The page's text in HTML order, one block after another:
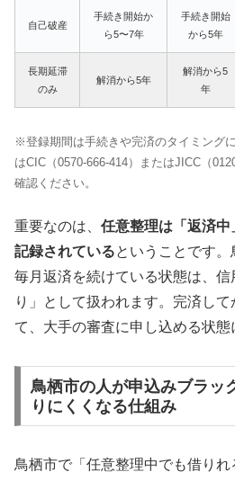
自己破産
手続き開始か
ら5〜7年
手続き開始
から5年
長期延滞
のみ
解消から5年
解消から5
年
※登録期間は手続きや完済のタイミング
はCIC（0570-666-414）またはJICC（
確認ください。
重要なのは、 任意整理は「返済
記録されているということです
毎月返済を続けている状態は、
り」として扱われます。完済し
て、大手の審査に申し込める状態
鳥栖市の人が申込みブラッ
りにくくなる仕組み
鳥栖市で「任意整理中でも借り